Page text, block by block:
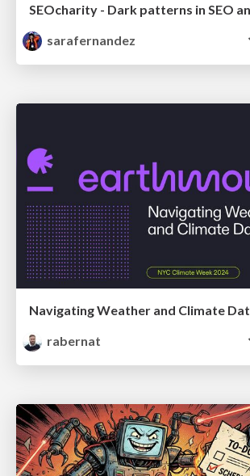
sarafernandez
Navigating Weather and Climate
rabernat